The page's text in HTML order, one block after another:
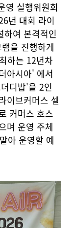
영 실행위원회
년 대회 라이
하여 본격적인
을 진행하게
하는 12년차
아시아' 에서
디밥'을 2인
이브커머스 셀
커머스 호스
며 운영 주체
아 운영할 예